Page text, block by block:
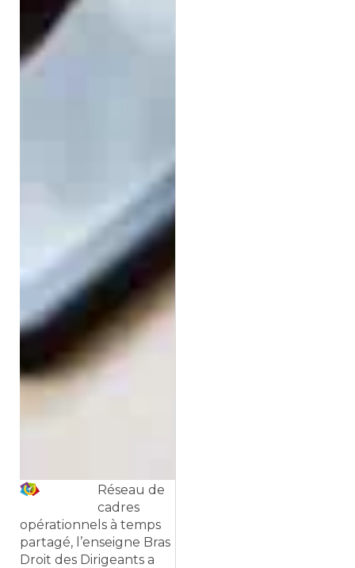
Réseau de
cadres
opérationnels à temps
partagé, l’enseigne Bras
Droit des Dirigeants a